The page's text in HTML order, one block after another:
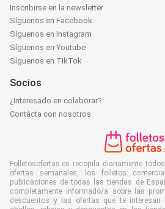
Inscribirse en la newsletter
Síguenos en Facebook
Síguenos en Instagram
Síguenos en Youtube
Síguenos en TikTok
Socios
¿Interesado en colaborar?
Contácta con nosotros
Folletosofertas.es recopila diariamente
ofertas semanales, los folletos
publicaciones de todas las tiendas de
completamente informado/a sobre las
descuentos y las ofertas que te interesan